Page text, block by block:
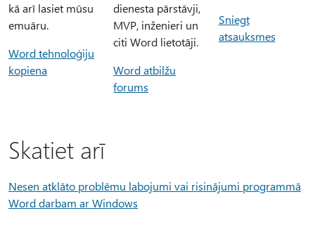
kā arī lasiet mūsu
emuāru.
Word tehnoloģiju
kopiena
dienesta pārstāvji,
MVP, inženieri un
citi Word lietotāji.
Word atbilžu
forums
Sniegt
atsauksmes
Skatiet arī
Nesen atklāto problēmu labojumi vai risinājumi programmā
Word darbam ar Windows